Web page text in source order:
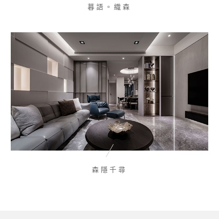
暮語。織森
森隱千尋